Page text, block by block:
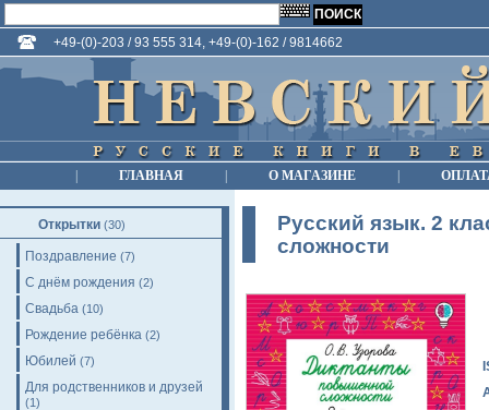
+49-(0)-203 / 93 555 314, +49-(0)-162 / 9814662
ГЛАВНАЯ О МАГАЗИНЕ
Открытки (30)
Поздравление (7)
С днём рождения (2)
Свадьба (10)
Рождение ребёнка (2)
Юбилей (7)
Для родственников и друзей
(1)
Русский язык. 2
сложности